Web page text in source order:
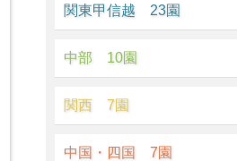
関東甲信越 23園
中部 10園
関西 7園
中国・四国 7園